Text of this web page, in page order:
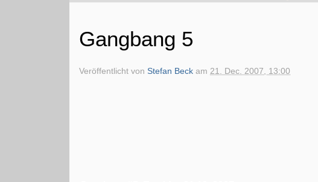
Gangbang 5
Veröffentlicht vonStefan Beck am21. Dec. 2007, 13:00